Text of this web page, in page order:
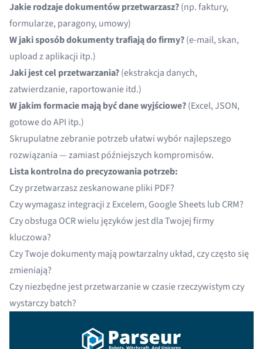
Jakie rodzaje dokumentów przetwarzasz?(np. faktury,
formularze, paragony, umowy)
W jaki sposób dokumenty trafiają do firmy?(e-mail, skan,
upload z aplikacji itp.)
Jaki jest cel przetwarzania?(ekstrakcja danych,
zatwierdzanie, raportowanie itd.)
W jakim formacie mają być dane wyjściowe?(Excel, JSON,
gotowe do API itp.)
Skrupulatne zebranie potrzeb ułatwi wybór najlepszego
rozwiązania — zamiast późniejszych kompromisów.
Lista kontrolna do precyzowania potrzeb:
Czy przetwarzasz zeskanowane pliki PDF?
Czy wymagasz integracji z Excelem, Google Sheets lub CRM?
Czy obsługa OCR wielu języków jest dla Twojej firmy
kluczowa?
Czy Twoje dokumenty mają powtarzalny układ, czy często się
zmieniają?
Czy niezbędne jest przetwarzanie w czasie rzeczywistym czy
wystarczy batch?